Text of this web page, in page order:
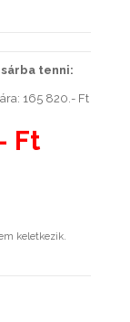
tenni:
165 820.- Ft
Ft
keletkezik.